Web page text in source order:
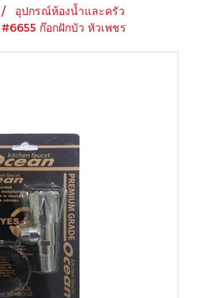
อุปกรณ์ห้องน้ำและครัว
#6655 ก๊อกฝักบัว หัวเพชร